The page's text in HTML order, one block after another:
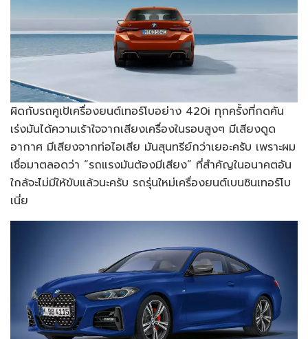
ผิดกับรถคูเป้เครื่องยนต์เทอร์โบอย่าง 420i ทุกครั้งที่กดคัน
เร่งมันได้ความเร้าใจจากเสียงเครื่องในรอบสูงๆ มีเสียงดูด
อากาศ มีเสียงจากท่อไอเสีย มันสุนทรีย์กว่าเยอะครับ เพราะผม
เชื่อมาตลอดว่า “รถแรงมันต้องมีเสียง” ที่สำคัญในอนาคตอัน
ใกล้จะไม่มีให้ขับแล้วนะครับ รถรุ่นใหม่เครื่องยนต์เบนซินเทอร์โบ
เนี่ย